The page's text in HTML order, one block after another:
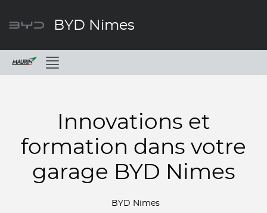
BYD Nimes
Menu
Innovations et
formation dans votre
garage BYD Nimes
BYD Nimes